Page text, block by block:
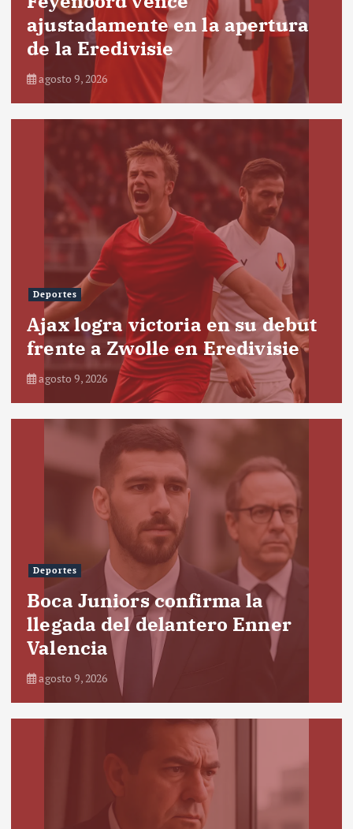
ajustadamente en la apertura
de la Eredivisie
agosto 9, 2026
Deportes
Ajax logra victoria en su debut
frente a Zwolle en Eredivisie
agosto 9, 2026
Deportes
Boca Juniors confirma la
llegada del delantero Enner
Valencia
agosto 9, 2026